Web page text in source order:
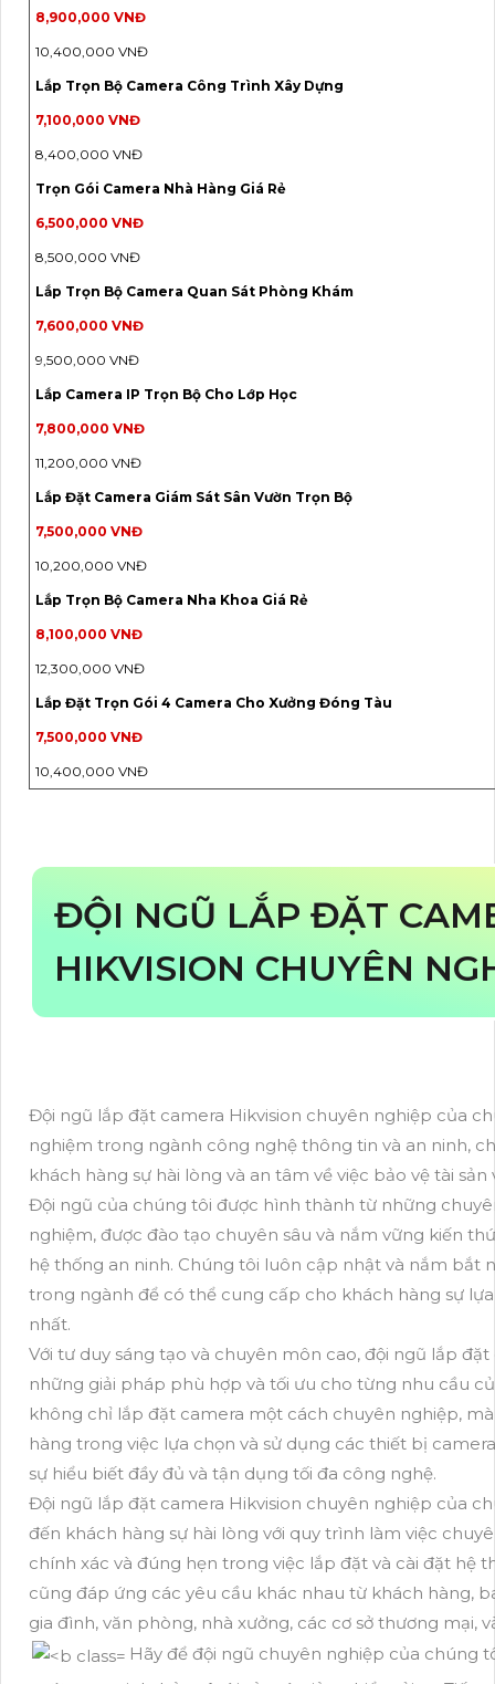
8,900,000 VNĐ
10,400,000 VNĐ
Lắp Trọn Bộ Camera Công Trình Xây Dựng
7,100,000 VNĐ
8,400,000 VNĐ
Trọn Gói Camera Nhà Hàng Giá Rẻ
6,500,000 VNĐ
8,500,000 VNĐ
Lắp Trọn Bộ Camera Quan Sát Phòng Khám
7,600,000 VNĐ
9,500,000 VNĐ
Lắp Camera IP Trọn Bộ Cho Lớp Học
7,800,000 VNĐ
11,200,000 VNĐ
Lắp Đặt Camera Giám Sát Sân Vườn Trọn Bộ
7,500,000 VNĐ
10,200,000 VNĐ
Lắp Trọn Bộ Camera Nha Khoa Giá Rẻ
8,100,000 VNĐ
12,300,000 VNĐ
Lắp Đặt Trọn Gói 4 Camera Cho Xưởng Đóng Tàu
7,500,000 VNĐ
10,400,000 VNĐ
ĐỘI NGŨ LẮP ĐẶT
HIKVISION CHUYÊN
Đội ngũ lắp đặt camera Hikvision chuyên nghiệp của
nghiệm trong ngành công nghệ thông tin và an ninh,
khách hàng sự hài lòng và an tâm về việc bảo vệ tài sản
Đội ngũ của chúng tôi được hình thành từ những
nghiệm, được đào tạo chuyên sâu và nắm vững kiến
hệ thống an ninh. Chúng tôi luôn cập nhật và nắm bắt
trong ngành để có thể cung cấp cho khách hàng sự
nhất.
Với tư duy sáng tạo và chuyên môn cao, đội ngũ lắp
những giải pháp phù hợp và tối ưu cho từng nhu cầu
không chỉ lắp đặt camera một cách chuyên nghiệp,
hàng trong việc lựa chọn và sử dụng các thiết bị
sự hiểu biết đầy đủ và tận dụng tối đa công nghệ.
Đội ngũ lắp đặt camera Hikvision chuyên nghiệp của
đến khách hàng sự hài lòng với quy trình làm việc
chính xác và đúng hẹn trong việc lắp đặt và cài đặt hệ
cũng đáp ứng các yêu cầu khác nhau từ khách hàng,
gia đình, văn phòng, nhà xưởng, các cơ sở thương mại,
Hãy để đội ngũ chuyên nghiệp của chúng